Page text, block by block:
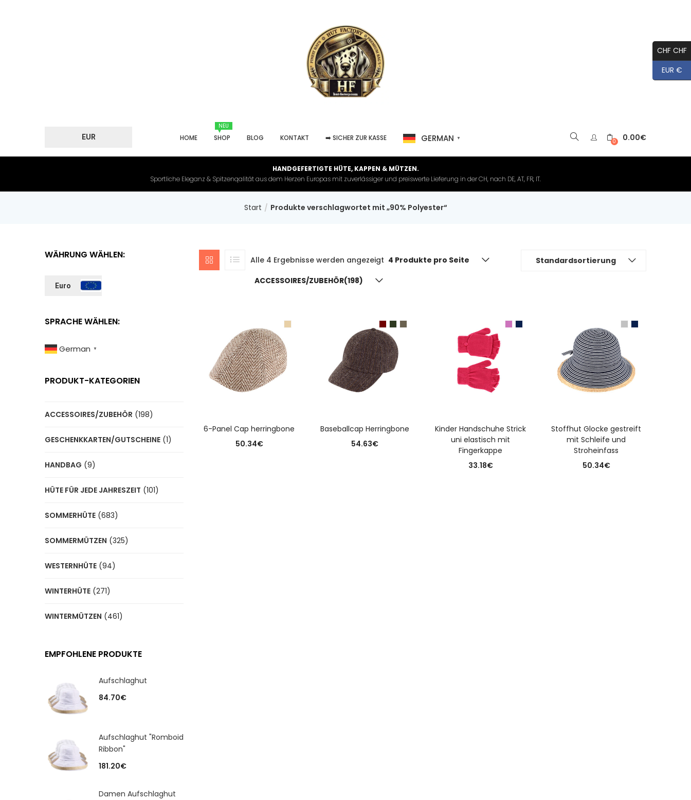
EUR HOME
NEU
SHOP BLOG KONTAKT ➡️ SICHER ZUR KASSE GERMAN ▼ 0 0.00€
HANDGEFERTIGTE HÜTE, KAPPEN & MÜTZEN.
Sportliche Eleganz & Spitzenqalität aus dem Herzen Europas mit zuverlässiger und preiswerte Lieferung in der CH, nach DE, AT, FR, IT.
Start Produkte verschlagwortet mit „90% Polyester“
Alle 4 Ergebnisse werden angezeigt Standardsortierung
4 Produkte pro Seite
ACCESSOIRES/ZUBEHÖR(198)
6-Panel Cap herringbone
50.34€
Baseballcap Herringbone
54.63€
Kinder Handschuhe Strick
uni elastisch mit
Fingerkappe
33.18€
Stoffhut Glocke gestreift
mit Schleife und
Stroheinfass
50.34€
WÄHRUNG WÄHLEN:
Euro
SPRACHE WÄHLEN:
German ▼
PRODUKT-KATEGORIEN
ACCESSOIRES/ZUBEHÖR (198)
GESCHENKKARTEN/GUTSCHEINE (1)
HANDBAG (9)
HÜTE FÜR JEDE JAHRESZEIT (101)
SOMMERHÜTE (683)
SOMMERMÜTZEN (325)
WESTERNHÜTE (94)
WINTERHÜTE (271)
WINTERMÜTZEN (461)
EMPFOHLENE PRODUKTE
Aufschlaghut
84.70€
Aufschlaghut "Romboid
Ribbon"
181.20€
Damen Aufschlaghut
CHF CHF
EUR €